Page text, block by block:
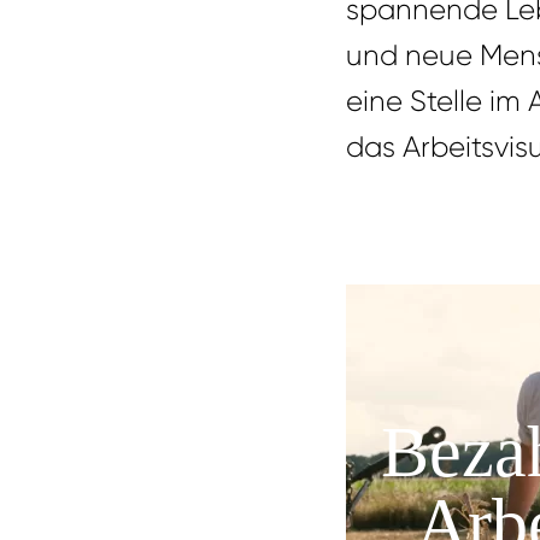
wir
wir
spannende
und neue
eine Stelle im
das